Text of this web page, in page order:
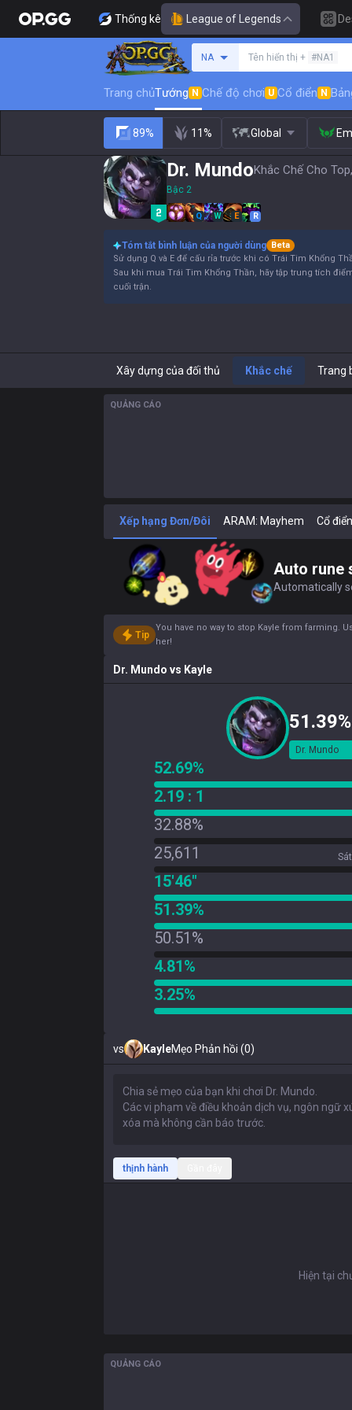
Thống kê League of Legends
NA
Tìm kiếm người chơi
Tên hiển thị + #NA1
Trang chủTướng N Chế độ chơi U Cổ điển N
89% 11% Global
Dr. MundoKhắc Chế Cho
Bậc 2
Q W E R
Tóm tắt bình luận của người dùng Beta
Sử dụng Q và E để cấu rỉa trước khi có Trái Tim Khổng
Sau khi mua Trái Tim Khổng Thần, hãy tập trung tích
cuối trận.
Xây dựng của đối thủ Khắc chế Trang
QUẢNG CÁO
Xếp hạng Đơn/Đôi ARAM: Mayhem Cổ điển
Auto rune
Automatically
Tip
You have no way to stop Kayle from farming.
her!
Dr. Mundo vs Kayle
51.39%
Dr. Mundo
52.69%
2.19 : 1
32.88%
25,611
15'46"
51.39%
50.51%
4.81%
3.25%
vs KayleMẹo Phản hồi (0)
thịnh hành
Hiện tại
QUẢNG CÁO